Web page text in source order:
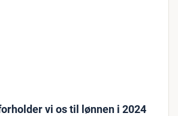
vi os til lønnen i 2024